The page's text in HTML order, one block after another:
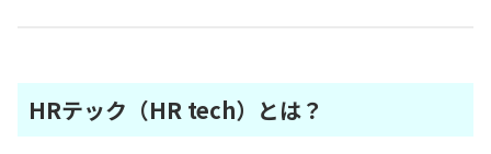
HRテック（HR tech）とは？